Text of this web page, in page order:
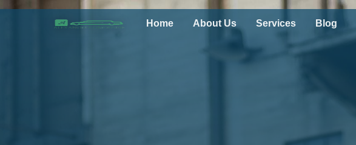
Home About Us Services Blog